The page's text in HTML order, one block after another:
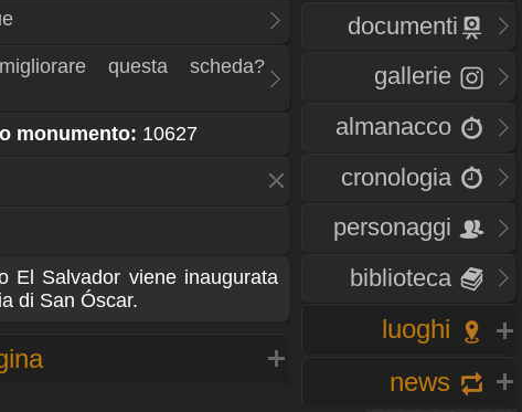
documenti
gallerie
almanacco
cronologia
personaggi
biblioteca
luoghi
news
questa scheda?
monumento: 10627
El Salvador viene inaugurata
di San Óscar.